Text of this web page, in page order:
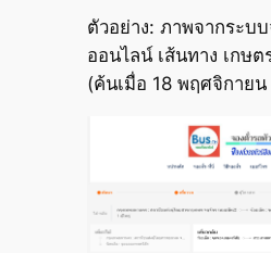
ตัวอย่าง: ภาพจากระบ
ออนไลน์ เส้นทาง เกษต
(ค้นเมื่อ 18 พฤศจิกาย